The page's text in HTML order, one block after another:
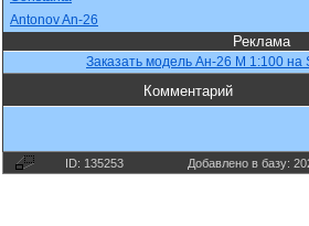
Antonov An-26
Реклама
Заказать модель Ан-26 М 1:100 на
Комментарий
ID: 135253 Добавлено в базу: